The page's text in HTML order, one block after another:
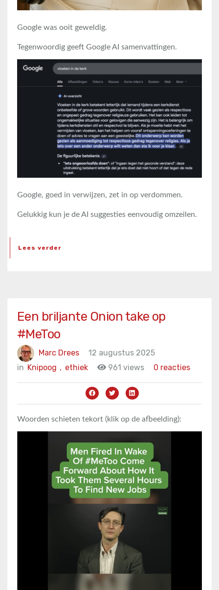
Google was ooit geweldig.
Tegenwoordig geeft Google AI samenvattingen.
Google, goed in verwijzen, zet in op verdommen.
Gelukkig kun je de AI suggesties eenvoudig omzeilen.
Lees verder
Een briljante Onion take op
#MeToo
Marc Drees
12 augustus 2025
in
ethiek
Knipoog , 961 views 0 reacties
Woorden schieten tekort (klik op de afbeelding):